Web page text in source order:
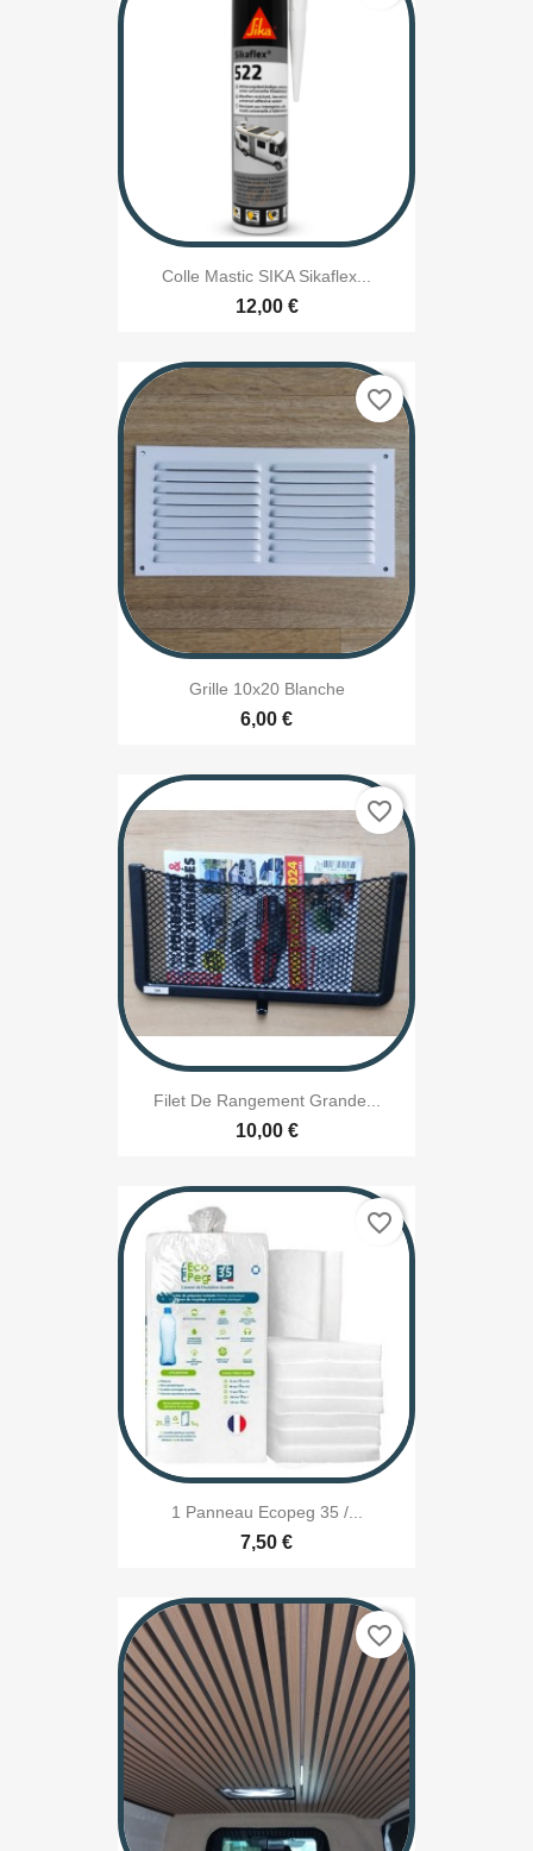
Colle Mastic SIKA Sikaflex...
12,00 €
Grille 10x20 Blanche
6,00 €
favorite_border
Filet De Rangement Grande...
10,00 €
favorite_border
1 Panneau Ecopeg 35 /...
7,50 €
favorite_border
favorite_border